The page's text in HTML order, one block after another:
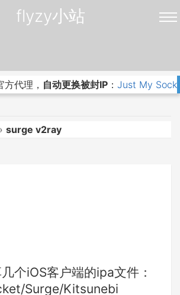
flyzy小站
代理， 自动更换被封IP ： Just My
surge v2ray
个iOS客户端的ipa文件：
Surge/Kitsunebi